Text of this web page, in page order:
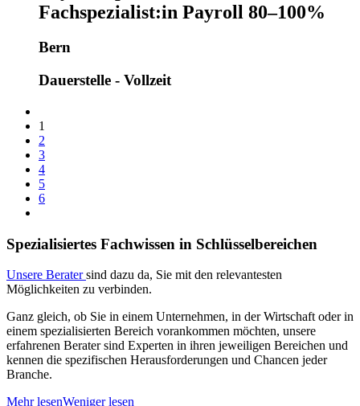
Fachspezialist:in Payroll 80–100%
Bern
Dauerstelle - Vollzeit
1
2
3
4
5
6
Spezialisiertes Fachwissen in Schlüsselbereichen
Unsere Beratersind dazu da, Sie mit den relevantesten
Möglichkeiten zu verbinden.
Ganz gleich, ob Sie in einem Unternehmen, in der Wirtschaft oder in
einem spezialisierten Bereich vorankommen möchten, unsere
erfahrenen Berater sind Experten in ihren jeweiligen Bereichen und
kennen die spezifischen Herausforderungen und Chancen jeder
Branche.
Mehr lesenWeniger lesen